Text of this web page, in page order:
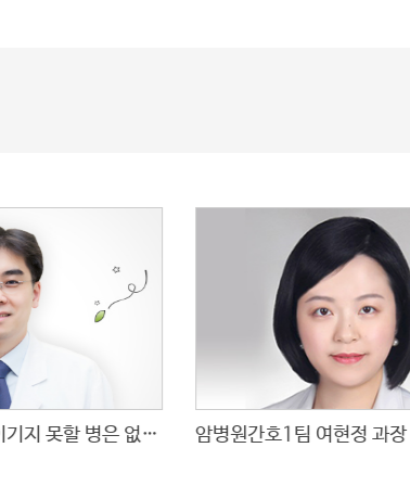
꾸준히 치료하면 이기지 못할 병은 없습니다